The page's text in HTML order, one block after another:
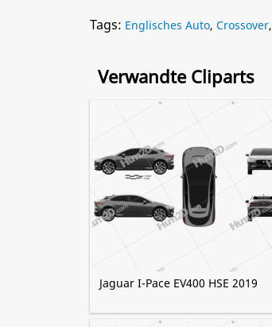
Tags: Englisches Auto, Crossover,
Verwandte Cliparts
Jaguar I-Pace EV400 HSE 2019